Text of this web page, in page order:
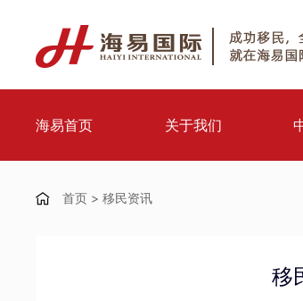
海易首页 关于我们
首页 > 移民资讯
移